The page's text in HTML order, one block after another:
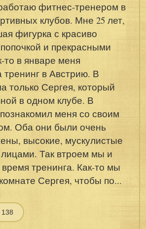
фитнес-тренером в
клубов. Мне 25 лет,
фигурка с красиво
и прекрасными
то в январе меня
тренинг в Австрию. В
только Сергея, который
в одном клубе. В
меня со своим
Оба они были очень
высокие, мускулистые
Так втроем мы и
тренинга. Как-то мы
Сергея, чтобы по...
138